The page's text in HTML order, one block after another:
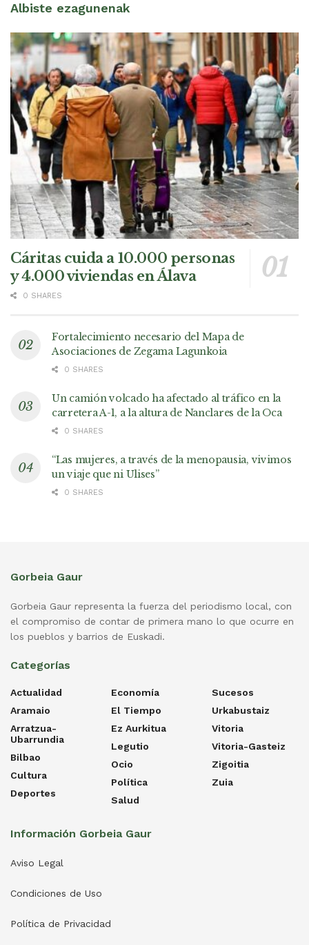
Albiste ezagunenak
Cáritas cuida a 10.000 personas
y 4.000 viviendas en Álava
0 SHARES
Fortalecimiento necesario del Mapa de
Asociaciones de Zegama Lagunkoia
0 SHARES
Un camión volcado ha afectado al tráfico en la
carretera A-1, a la altura de Nanclares de la Oca
0 SHARES
“Las mujeres, a través de la menopausia, vivimos
un viaje que ni Ulises”
0 SHARES
Gorbeia Gaur
Gorbeia Gaur representa la fuerza del periodismo local, con
el compromiso de contar de primera mano lo que ocurre en
los pueblos y barrios de Euskadi.
Categorías
Actualidad
Aramaio
Arratzua-
Ubarrundia
Bilbao
Cultura
Deportes
Economía
El Tiempo
Ez Aurkitua
Legutio
Ocio
Política
Salud
Sucesos
Urkabustaiz
Vitoria
Vitoria-Gasteiz
Zigoitia
Zuia
Información Gorbeia Gaur
Aviso Legal
Condiciones de Uso
Política de Privacidad